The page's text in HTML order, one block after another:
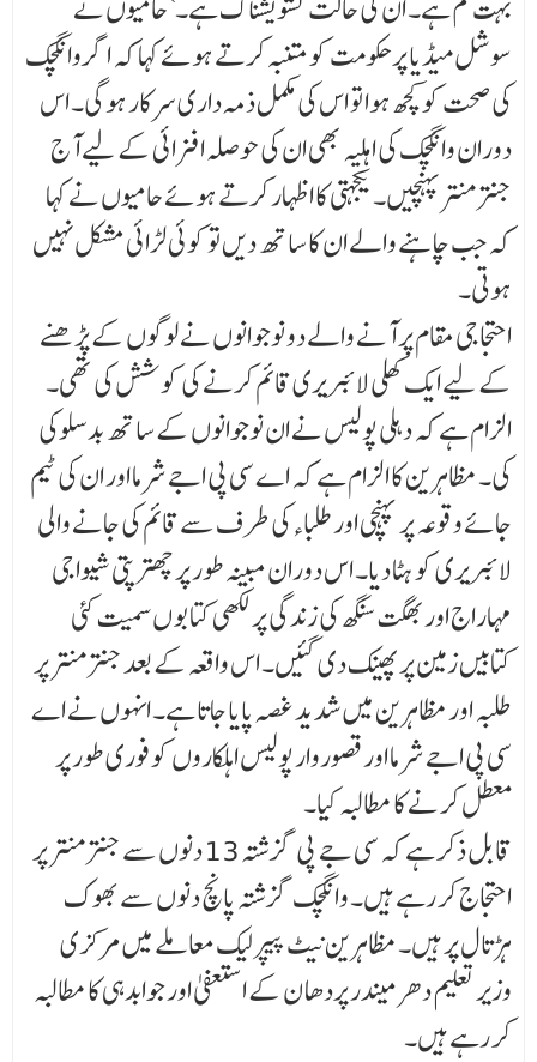
سوشل میڈیا پر حکومت کو متنبہ کرتے ہوئے کہا کہ اگر وانگچک
کی صحت کو کچھ ہوا تو اس کی مکمل ذمہ داری سرکار ہوگی۔ اس
دوران وانگچک کی اہلیہ بھی ان کی حوصلہ افزائی کے لیے آج
جنتر منتر پہنچیں۔ یکجہتی کا اظہار کرتے ہوئے حامیوں نے کہا
کہ جب چاہنے والے ان کا ساتھ دیں تو کوئی لڑائی مشکل نہیں
ہوتی۔
احتجاجی مقام پر آنے والے دو نوجوانوں نے لوگوں کے پڑھنے
کے لیے ایک کھلی لائبریری قائم کرنے کی کوشش کی تھی۔
الزام ہے کہ دہلی پولیس نے ان نوجوانوں کے ساتھ بدسلوکی
کی۔ مظاہرین کا الزام ہے کہ اے سی پی اجے شرما اور ان کی ٹیم
جائے وقوعہ پر پہنچی اور طلباء کی طرف سے قائم کی جانے والی
لائبریری کو ہٹا دیا۔ اس دوران مبینہ طور پر چھترپتی شیواجی
مہاراج اور بھگت سنگھ کی زندگی پر لکھی کتابو ں سمیت کئی
کتابیں زمین پر پھینک دی گئیں۔ اس واقعہ کے بعد جنتر منتر پر
طلبہ اور مظاہرین میں شدید غصہ پایا جاتا ہے۔ انہوں نے اے
سی پی اجے شرما اور قصوروار پولیس اہلکاروں کو فوری طور پر
معطل کر نے کا مطالبہ کیا۔
قابل ذکر ہے کہ سی جے پی گزشتہ 13 دنوں سے جنتر منتر پر
احتجاج کر رہے ہیں۔ وانگچک گزشتہ پانچ دنوں سے بھوک
ہڑتال پر ہیں۔ مظاہرین نیٹ پیپر لیک معاملے میں مرکزی
وزیر تعلیم دھرمیندر پردھا ن کے استعفیٰ اور جوابدہی کا مطالبہ
کر رہے ہیں۔